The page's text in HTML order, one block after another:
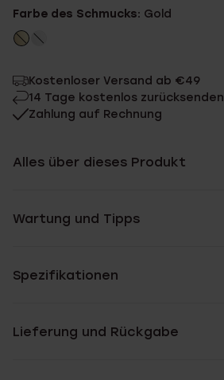
Farbe des Schmucks: Gold
Kostenloser Versand ab €49
14 Tage kostenlos zurücksenden
Zahlung auf Rechnung
Alles über dieses Produkt
Wartung und Tipps
Spezifikationen
Lieferung und Rückgabe